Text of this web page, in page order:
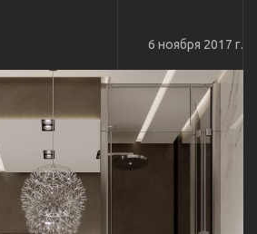
6 ноября 2017 г.